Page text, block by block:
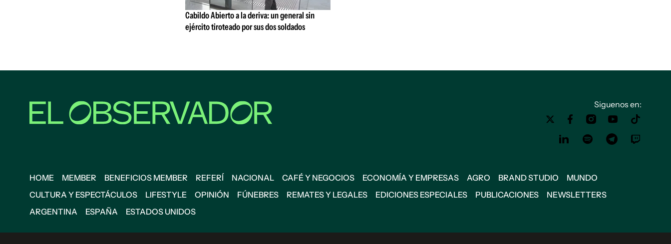
Cabildo Abierto a la deriva: un general sin
ejército tiroteado por sus dos soldados
Siguenos en:
HOME MEMBER BENEFICIOS MEMBER REFERÍ NACIONAL CAFÉ Y NEGOCIOS ECONOMÍA Y EMPRESAS AGRO BRAND STUDIO
MUNDO
CULTURA Y ESPECTÁCULOS
LIFESTYLE OPINIÓN FÚNEBRES REMATES Y LEGALES EDICIONES ESPECIALES PUBLICACIONES
NEWSLETTERS
ARGENTINA
ESPAÑA ESTADOS UNIDOS